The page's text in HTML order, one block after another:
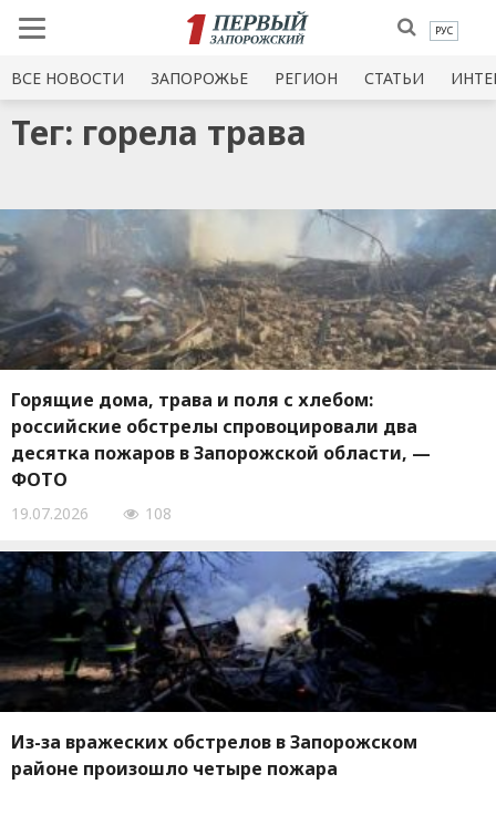
РУС
ВСЕ НОВОСТИ ЗАПОРОЖЬЕ РЕГИОН СТАТЬИ
Тег: горела трава
Горящие дома, трава и поля с хлебом:
российские обстрелы спровоцировали два
десятка пожаров в Запорожской области, —
ФОТО
19.07.2026 108
Из-за вражеских обстрелов в Запорожском
районе произошло четыре пожара